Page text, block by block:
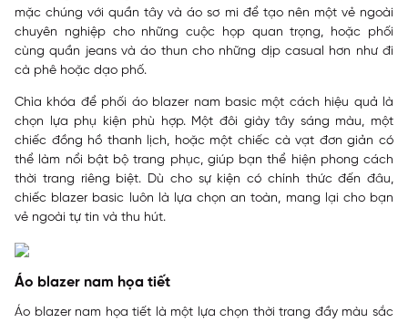
mặc chúng với quần tây và áo sơ mi để tạo nên một vẻ ngoài
chuyên nghiệp cho những cuộc họp quan trọng, hoặc phối
cùng quần jeans và áo thun cho những dịp casual hơn như đi
cà phê hoặc dạo phố.
Chìa khóa để phối áo blazer nam basic một cách hiệu quả là
chọn lựa phụ kiện phù hợp. Một đôi giày tây sáng màu, một
chiếc đồng hồ thanh lịch, hoặc một chiếc cà vạt đơn giản có
thể làm nổi bật bộ trang phục, giúp bạn thể hiện phong cách
thời trang riêng biệt. Dù cho sự kiện có chính thức đến đâu,
chiếc blazer basic luôn là lựa chọn an toàn, mang lại cho bạn
vẻ ngoài tự tin và thu hút.
Áo blazer nam họa tiết
Áo blazer nam họa tiết là một lựa chọn thời trang đầy màu sắc